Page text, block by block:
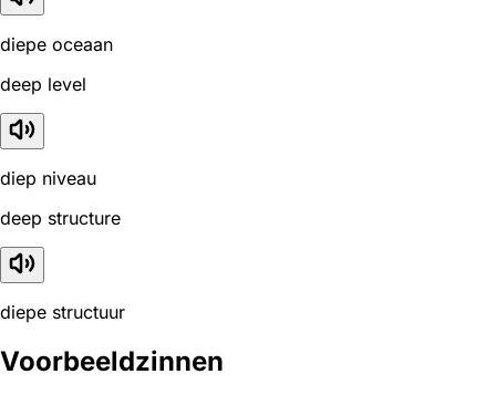
diepe oceaan
deep level
diep niveau
deep structure
diepe structuur
Voorbeeldzinnen